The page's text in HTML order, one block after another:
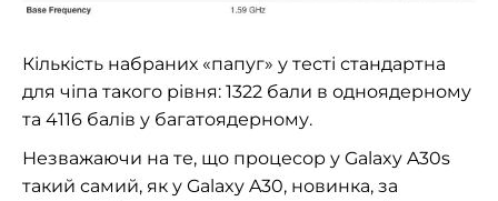
Кількість набраних «папуг» у тесті стандартна
для чіпа такого рівня: 1322 бали в одноядерному
та 4116 балів у багатоядерному.
Незважаючи на те, що процесор у Galaxy A30s
такий самий, як у Galaxy A30, новинка, за